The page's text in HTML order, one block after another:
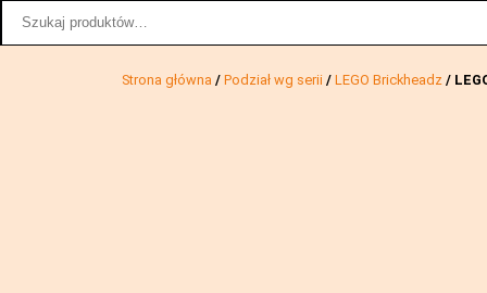
Strona główna / Podział wg serii / LEGO Brickheadz /